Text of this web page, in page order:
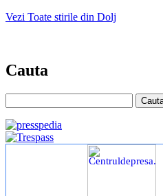
Vezi Toate stirile din Dolj
Cauta